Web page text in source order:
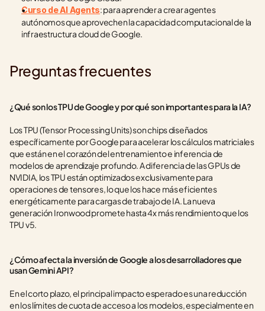
Curso de AI Agents: para aprender a crear agentes
autónomos que aprovechen la capacidad computacional de la
infraestructura cloud de Google.
Preguntas frecuentes
¿Qué son los TPU de Google y por qué son importantes para la IA?
Los TPU (Tensor Processing Units) son chips diseñados
específicamente por Google para acelerar los cálculos matriciales
que están en el corazón del entrenamiento e inferencia de
modelos de aprendizaje profundo. A diferencia de las GPUs de
NVIDIA, los TPU están optimizados exclusivamente para
operaciones de tensores, lo que los hace más eficientes
energéticamente para cargas de trabajo de IA. La nueva
generación Ironwood promete hasta 4x más rendimiento que los
TPU v5.
¿Cómo afecta la inversión de Google a los desarrolladores que
usan Gemini API?
En el corto plazo, el principal impacto esperado es una reducción
en los límites de cuota de acceso a los modelos, especialmente en